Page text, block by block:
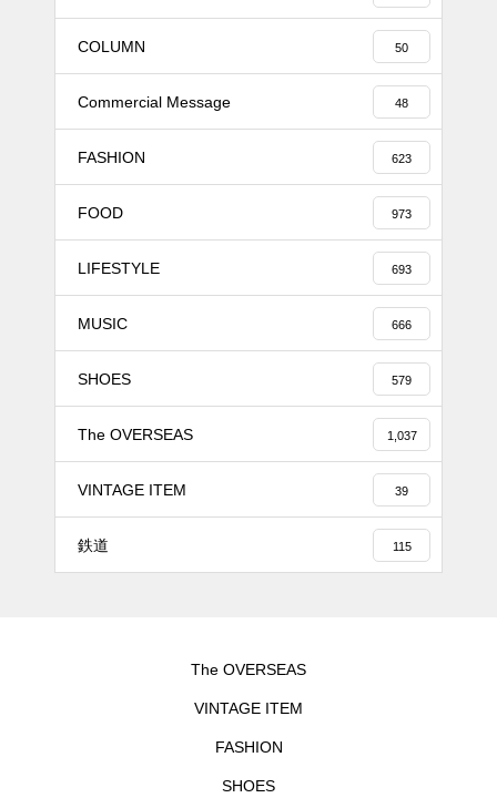
COLUMN 50
Commercial Message 48
FASHION 623
FOOD 973
LIFESTYLE 693
MUSIC 666
SHOES 579
The OVERSEAS 1,037
VINTAGE ITEM 39
鉄道 115
The OVERSEAS
VINTAGE ITEM
FASHION
SHOES